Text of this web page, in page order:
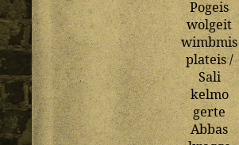
Pogeis
wolgeit
wimbmis
plateis/
Sali
kelmo
gerte
Abbas